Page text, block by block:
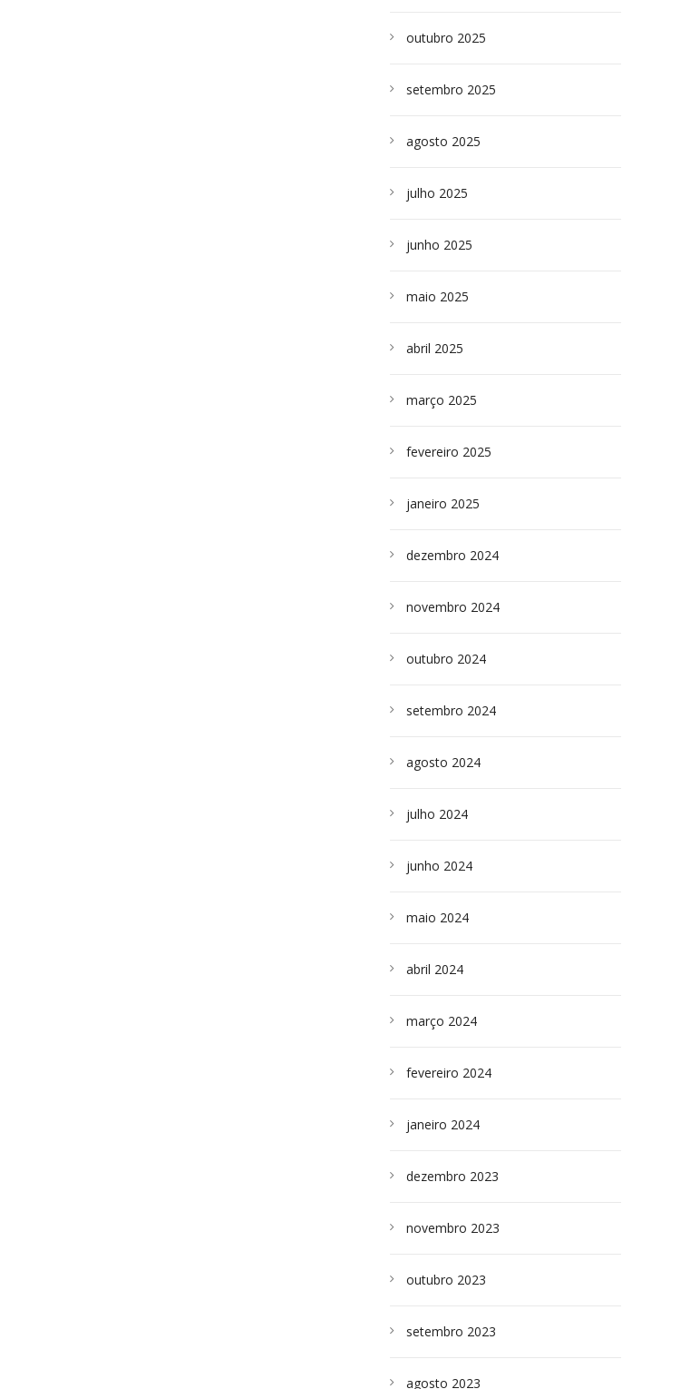
outubro 2025
setembro 2025
agosto 2025
julho 2025
junho 2025
maio 2025
abril 2025
março 2025
fevereiro 2025
janeiro 2025
dezembro 2024
novembro 2024
outubro 2024
setembro 2024
agosto 2024
julho 2024
junho 2024
maio 2024
abril 2024
março 2024
fevereiro 2024
janeiro 2024
dezembro 2023
novembro 2023
outubro 2023
setembro 2023
agosto 2023